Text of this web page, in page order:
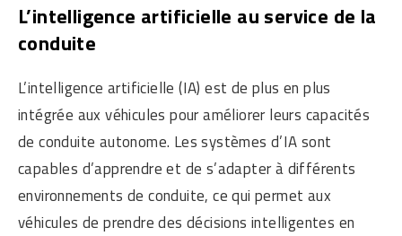
L’intelligence artificielle au service de la
conduite
L’intelligence artificielle (IA) est de plus en plus
intégrée aux véhicules pour améliorer leurs capacités
de conduite autonome. Les systèmes d’IA sont
capables d’apprendre et de s’adapter à différents
environnements de conduite, ce qui permet aux
véhicules de prendre des décisions intelligentes en